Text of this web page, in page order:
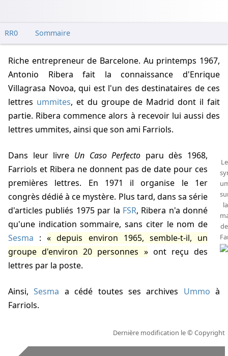
RR0 Sommaire
Riche entrepreneur de Barcelone. Au printemps 1967,
Antonio Ribera fait la connaissance d'Enrique
Villagrasa Novoa, qui est l'un des destinataires de ces
lettres ummites, et du groupe de Madrid dont il fait
partie. Ribera commence alors à recevoir lui aussi des
lettres ummites, ainsi que son ami Farriols.
Le
la
de
Dans leur livre Un Caso Perfecto paru dès 1968,
Farriols et Ribera ne donnent pas de date pour ces
premières lettres. En 1971
il organise le 1er
congrès dédié à ce mystère. Plus tard, dans sa série
d'articles publiés 1975par la FSR, Ribera n'a donné
qu'une indication sommaire, sans citer le nom de
Sesma : depuis environ 1965, semble-t-il, un
groupe d'environ 20 personnes
ont reçu des
lettres par la poste.
Ainsi,Sesma a cédé toutes ses archives Ummo à
Farriols.
Dernière modification le© Copyright